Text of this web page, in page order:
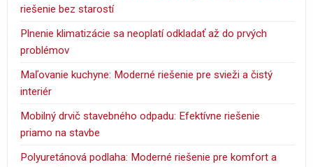
riešenie bez starostí
Plnenie klimatizácie sa neoplatí odkladať až do prvých
problémov
Maľovanie kuchyne: Moderné riešenie pre svieži a čistý
interiér
Mobilný drvič stavebného odpadu: Efektívne riešenie
priamo na stavbe
Polyuretánová podlaha: Moderné riešenie pre komfort a